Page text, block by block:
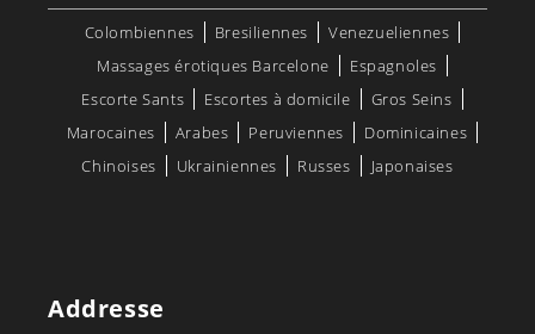
Colombiennes Bresiliennes
Venezueliennes
Massages érotiques Barcelone
Espagnoles
Escorte Sants
Escortes à domicile
Gros Seins
Marocaines
Arabes Peruviennes
Dominicaines
Chinoises
Ukrainiennes Russes Japonaises
Addresse